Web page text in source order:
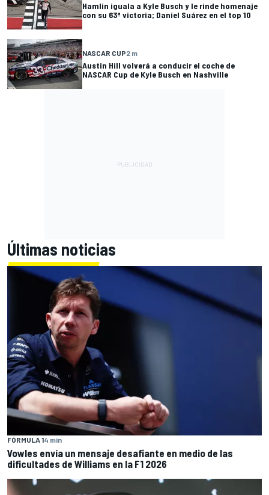
Hamlin iguala a Kyle Busch y le rinde homenaje
con su 63ª victoria; Daniel Suárez en el top 10
NASCAR CUP2 m
Austin Hill volverá a conducir el coche de
NASCAR Cup de Kyle Busch en Nashville
Últimas noticias
FÓRMULA 14 min
Vowles envía un mensaje desafiante en medio de las
dificultades de Williams en la F1 2026